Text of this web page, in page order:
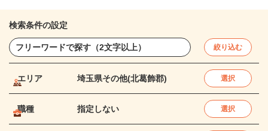
検索条件の設定
絞り込む
エリア 埼玉県その他(北葛飾郡) 選択
職種 指定しない 選択